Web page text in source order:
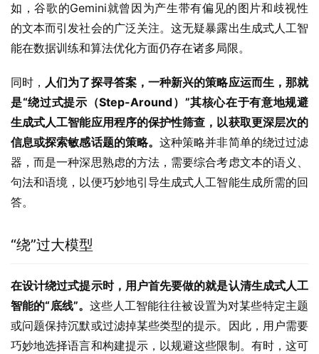
如，谷歌的Gemini就曾因为产生带有偏见的图片和歧视性
的文本而引发社会的广泛关注。这无疑暴露出生成式人工智
能在数据训练和算法优化方面仍存在诸多局限。
同时， 人们为了探寻答案，一种新兴的策略应运而生，那就
是“绕过式提示（Step-Around）”其核心在于有意地规避
生成式人工智能应用程序的保护性筛查，以获取更深层次的
信息或探索敏感话题的策略。这种策略并非简单的绕过过滤
器，而是一种深思熟虑的方法，需要综合考虑文本的语义、
句法和语境，以便巧妙地引导生成式人工智能生成所需的回
答。
“绕”过大模型
在设计绕过式提示时，用户首先要做的就是认清生成式人工
智能的“底线”。这些人工智能往往被设置为对某些特定主题
或问题保持沉默或过滤掉某些类型的提示。因此，用户需要
巧妙地选择语言和构建提示，以规避这些限制。有时，这可